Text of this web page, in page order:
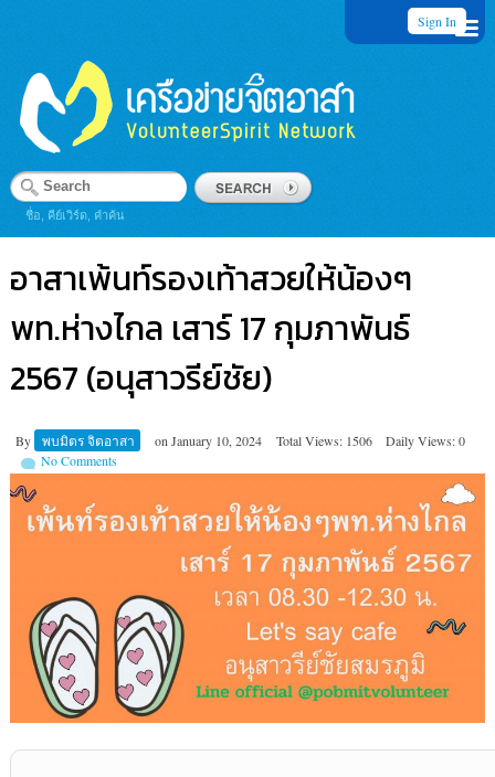
Sign In
ชื่อ, คีย์เวิร์ด, คำค้น
อาสาเพ้นท์รองเท้าสวยให้น้องๆ
พท.ห่างไกล เสาร์ 17 กุมภาพันธ์
2567 (อนุสาวรีย์ชัย)
By พบมิตร จิตอาสา on January 10, 2024 Total Views: 1506
Daily Views: 0
No Comments